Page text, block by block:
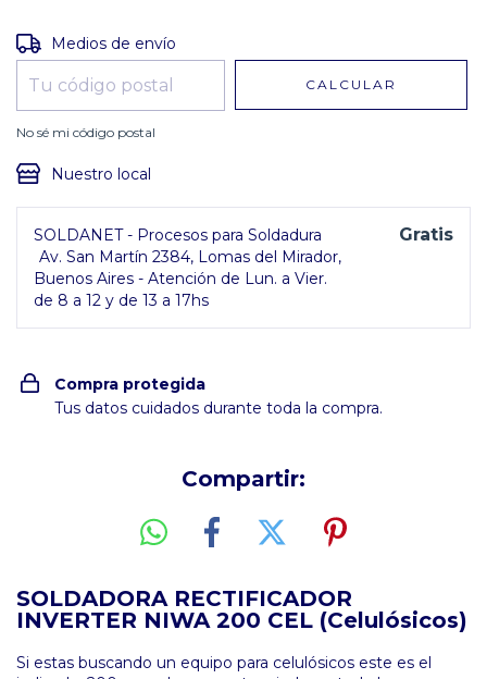
Entregas para el CP:
Medios de envío
CALCULAR
No sé mi código postal
Nuestro local
SOLDANET - Procesos para Soldadura
Av. San Martín 2384, Lomas del Mirador,
Buenos Aires - Atención de Lun. a Vier.
de 8 a 12 y de 13 a 17hs
Gratis
Compra protegida
Tus datos cuidados durante toda la compra.
Compartir:
SOLDADORA RECTIFICADOR
INVERTER NIWA 200 CEL (Celulósicos)
Si estas buscando un equipo para celulósicos este es el